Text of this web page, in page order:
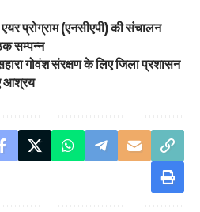
प्रोग्राम (एनसीएपी) की संचालन
सम्पन्न
गोवंश संरक्षण के लिए जिला प्रशासन
आश्रय